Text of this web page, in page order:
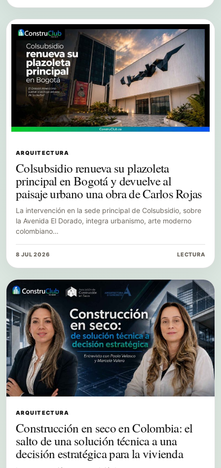
ARQUITECTURA
Colsubsidio renueva su plazoleta
principal en Bogotá y devuelve al
paisaje urbano una obra de Carlos Rojas
La intervención en la sede principal de Colsubsidio, sobre
la Avenida El Dorado, integra urbanismo, arte moderno
colombiano…
8 JUL 2026 LECTURA
ARQUITECTURA
Construcción en seco en Colombia: el
salto de una solución técnica a una
decisión estratégica para la vivienda